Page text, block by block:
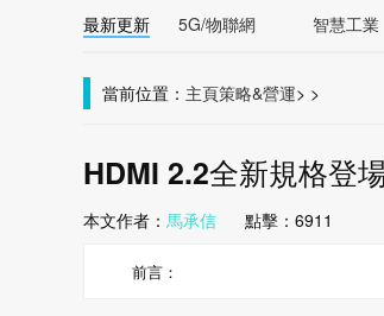
最新更新 5G/物聯網 智慧工業
當前位置： 主頁 >
策略&營運 >
HDMI 2.2全新規格登
本文作者： 馬承信點擊： 6911
前言：